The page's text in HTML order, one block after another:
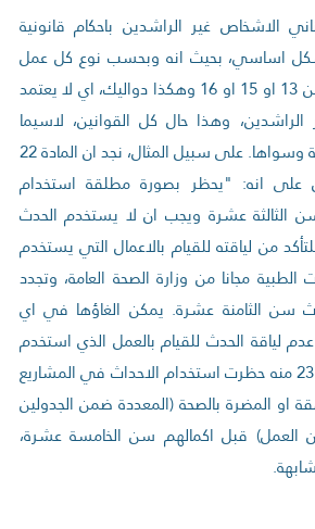
الاشخاص غير الراشدين باحكام قانونية
اساسي، بحيث انه وبحسب نوع كل عمل
يميز بين من هو في سن 13 او 15 او 16 وهكذا دواليك، اي لا يعتمد
الراشدين، وهذا حال كل القوانين، لاسيما
قوانين الاحوال الشخصية وسواها. على سبيل المثال، نجد ان المادة 22
انه: "يحظر بصورة مطلقة استخدام
الثالثة عشرة ويجب ان لا يستخدم الحدث
من لياقته للقيام بالاعمال التي يستخدم
مجانا من وزارة الصحة العامة، وتجدد
سن الثامنة عشرة. يمكن الغاؤها في اي
لياقة الحدث للقيام بالعمل الذي استخدم
من اجله". كما ان المادة 23 منه حظرت استخدام الاحداث في المشاريع
او المضرة بالصحة (المعددة ضمن الجدولين
العمل) قبل اكمالهم سن الخامسة عشرة،